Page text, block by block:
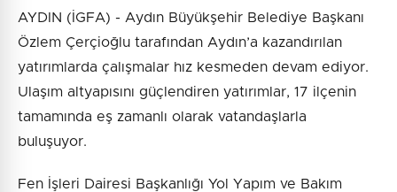
AYDIN (İGFA) - Aydın Büyükşehir Belediye Başkanı
Özlem Çerçioğlu tarafından Aydın’a kazandırılan
yatırımlarda çalışmalar hız kesmeden devam ediyor.
Ulaşım altyapısını güçlendiren yatırımlar, 17 ilçenin
tamamında eş zamanlı olarak vatandaşlarla
buluşuyor.
Fen İşleri Dairesi Başkanlığı Yol Yapım ve Bakım